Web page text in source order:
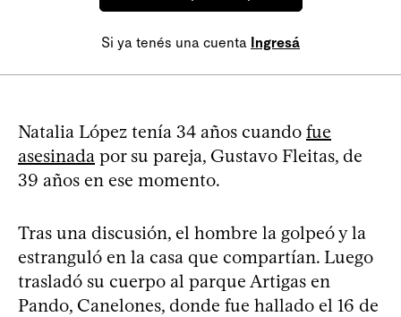
Si ya tenés una cuenta Ingresá
Natalia López tenía 34 años cuando fue
asesinada por su pareja, Gustavo Fleitas, de
39 años en ese momento.
Tras una discusión, el hombre la golpeó y la
estranguló en la casa que compartían. Luego
trasladó su cuerpo al parque Artigas en
Pando, Canelones, donde fue hallado el 16 de